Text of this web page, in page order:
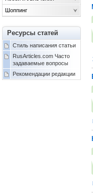
Шоппинг
Ресурсы статей
Стиль написания статьи
RusArticles.com Часто
задаваемые вопросы
Рекомендации редакции